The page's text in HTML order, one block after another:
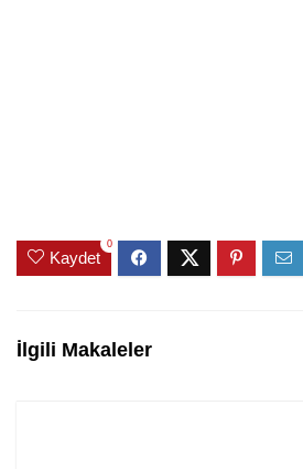
Kaydet
0
İlgili Makaleler